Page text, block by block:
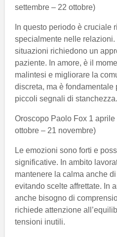
settembre – 22 ottobre)
In questo periodo è cruciale
specialmente nelle
situazioni richiedono un
paziente. In amore, è il
malintesi e migliorare la
discreta, ma è fondamentale
piccoli segnali di stanchezza.
Oroscopo Paolo Fox 1
ottobre – 21 novembre)
Le emozioni sono forti e
significative. In ambito
mantenere la calma anche
evitando scelte affrettate. In
anche bisogno di
richiede attenzione
tensioni inutili.